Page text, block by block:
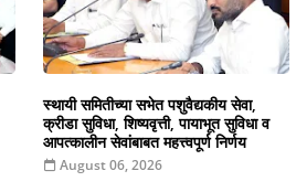
स्थायी समितीच्या सभेत पशुवैद्यकीय सेवा,
क्रीडा सुविधा, शिष्यवृत्ती, पायाभूत सुविधा व
आपत्कालीन सेवांबाबत महत्त्वपूर्ण निर्णय
August 06, 2026